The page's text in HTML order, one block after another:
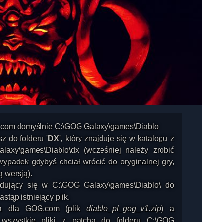
domyślnie C:\GOG Galaxy\games\Diablo
do folderu 'DX', który znajduje się w katalogu z
(wcześniej należy zrobić
gdybyś chciał wrócić do oryginalnej gry,
wersją).
się w C:\GOG Galaxy\games\Diablo\ do
istniejący plik.
dla GOG.com (plik diablo_pl_gog_v1.zip) a
pliki z patcha do folderu C:\GOG